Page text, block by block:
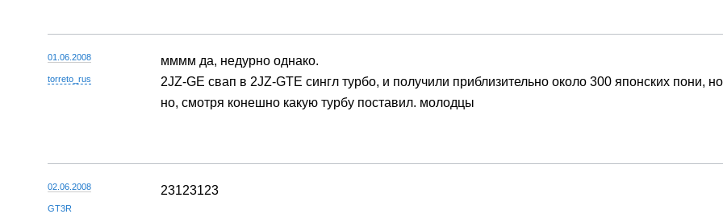
01.06.2008
torreto_rus
мммм да, недурно однако.
2JZ-GE свап в 2JZ-GTE сингл турбо, и получили приблизительно около 300 японских пони,
но, смотря конешно какую турбу поставил. молодцы
02.06.2008
GT3R
23123123